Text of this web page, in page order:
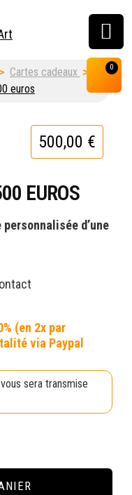
0
graffiti
shop
Cartes cadeaux >
euros
EUROS
500,00 €
d’une
vous sera transmise